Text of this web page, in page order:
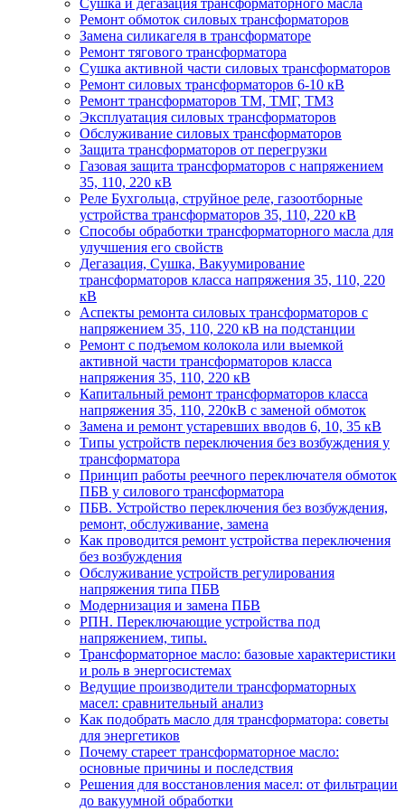
Ремонт обмоток силовых трансформаторов
Замена силикагеля в трансформаторе
Ремонт тягового трансформатора
Сушка активной части силовых трансформаторов
Ремонт силовых трансформаторов 6-10 кВ
Ремонт трансформаторов ТМ, ТМГ, ТМЗ
Эксплуатация силовых трансформаторов
Обслуживание силовых трансформаторов
Защита трансформаторов от перегрузки
Газовая защита трансформаторов с напряжением
35, 110, 220 кВ
Реле Бухгольца, струйное реле, газоотборные
устройства трансформаторов 35, 110, 220 кВ
Способы обработки трансформаторного масла для
улучшения его свойств
Дегазация, Сушка, Вакуумирование
трансформаторов класса напряжения 35, 110, 220
кВ
Аспекты ремонта силовых трансформаторов с
напряжением 35, 110, 220 кВ на подстанции
Ремонт с подъемом колокола или выемкой
активной части трансформаторов класса
напряжения 35, 110, 220 кВ
Капитальный ремонт трансформаторов класса
напряжения 35, 110, 220кВ с заменой обмоток
Замена и ремонт устаревших вводов 6, 10, 35 кВ
Типы устройств переключения без возбуждения у
трансформатора
Принцип работы реечного переключателя обмоток
ПБВ у силового трансформатора
ПБВ. Устройство переключения без возбуждения,
ремонт, обслуживание, замена
Как проводится ремонт устройства переключения
без возбуждения
Обслуживание устройств регулирования
напряжения типа ПБВ
Модернизация и замена ПБВ
РПН. Переключающие устройства под
напряжением, типы.
Трансформаторное масло: базовые характеристики
и роль в энергосистемах
Ведущие производители трансформаторных
масел: сравнительный анализ
Как подобрать масло для трансформатора: советы
для энергетиков
Почему стареет трансформаторное масло:
основные причины и последствия
Решения для восстановления масел: от фильтрации
до вакуумной обработки